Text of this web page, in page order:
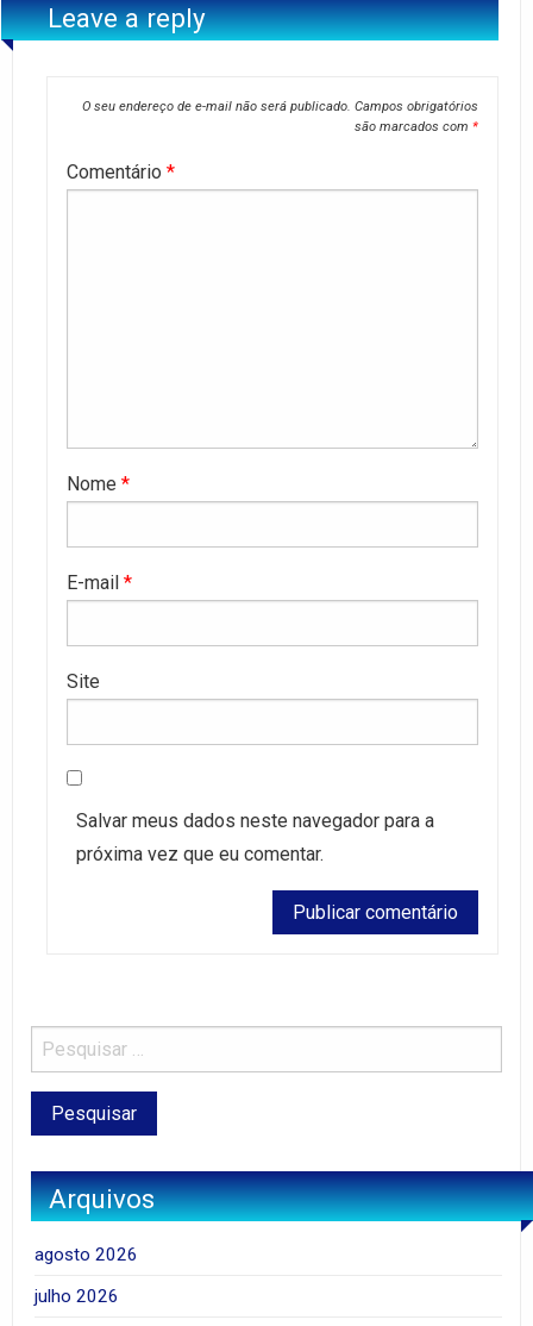
Leave a reply
O seu endereço de e-mail não será publicado. Campos obrigatórios
são marcados com *
Comentário *
Nome *
E-mail *
Site
Salvar meus dados neste navegador para a
próxima vez que eu comentar.
Arquivos
agosto 2026
julho 2026